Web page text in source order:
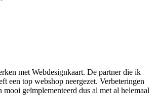
met Webdesignkaart. De partner die ik
een top webshop neergezet. Verbeteringen
mooi geïmplementeerd dus al met al helemaal